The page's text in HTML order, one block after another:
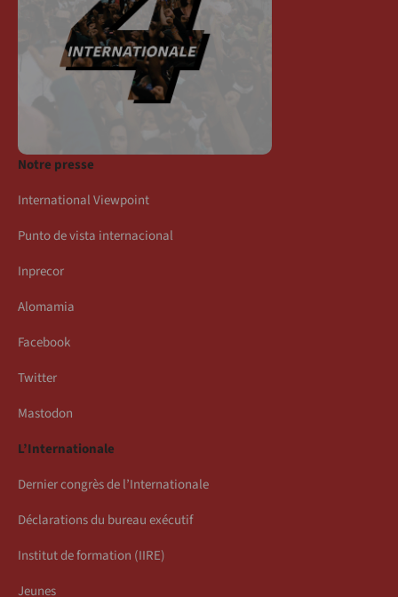
Notre presse
International Viewpoint
Punto de vista internacional
Inprecor
Alomamia
Facebook
Twitter
Mastodon
L’Internationale
Dernier congrès de l’Internationale
Déclarations du bureau exécutif
Institut de formation (IIRE)
Jeunes